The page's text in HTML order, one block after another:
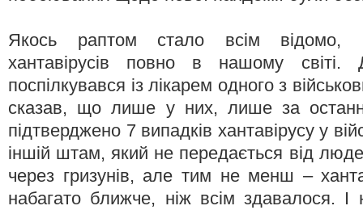
Якось раптом стало всім відомо,
хантавірусів повно в нашому
поспілкувався із лікарем одного з
сказав, що лише у них, лише за
підтверджено 7 випадків хантавірусу у
іншій штам, який не передається від
через гризунів, але тим не менш –
набагато ближче, ніж всім здавалося. І